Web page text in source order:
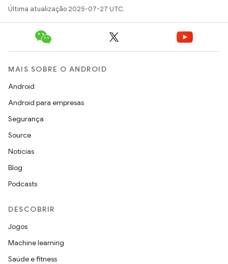
Última atualização 2025-07-27 UTC.
MAIS SOBRE O ANDROID
Android
Android para empresas
Segurança
Source
Notícias
Blog
Podcasts
DESCOBRIR
Jogos
Machine learning
Saúde e fitness